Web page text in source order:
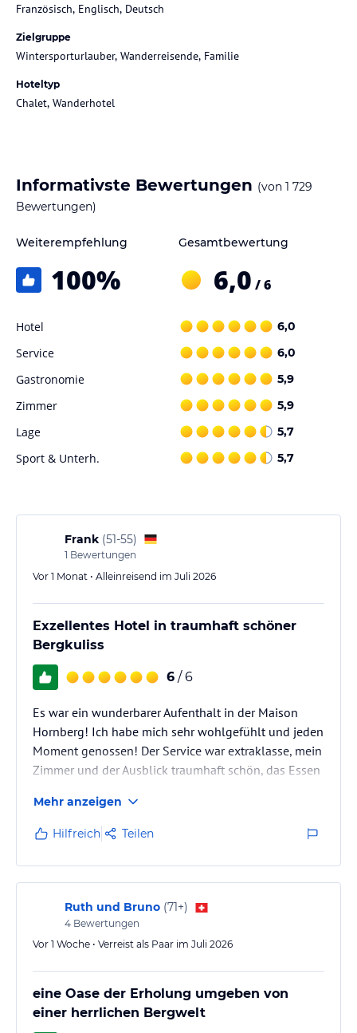
Französisch, Englisch, Deutsch
Zielgruppe
Wintersporturlauber, Wanderreisende, Familie
Hoteltyp
Chalet, Wanderhotel
Informativste Bewertungen (von 1 729
Bewertungen)
Weiterempfehlung
100%
Gesamtbewertung
6,0 / 6
Hotel 6,0
Service 6,0
Gastronomie 5,9
Zimmer 5,9
Lage 5,7
Sport & Unterh. 5,7
Frank (51-55)
1 Bewertungen
Vor 1 Monat • Alleinreisend im Juli 2026
Exzellentes Hotel in traumhaft schöner
Bergkuliss
6 / 6
Es war ein wunderbarer Aufenthalt in der Maison
Hornberg! Ich habe mich sehr wohlgefühlt und jeden
Moment genossen! Der Service war extraklasse, mein
Zimmer und der Ausblick traumhaft schön, das Essen
Einzelzimmer mit herrlichem Ausblick auf die Berge.
Ich hatte Halbpension gebucht, das Frühstücksbuffet
mit gratis Zusatzleistungen wie Rührei, Pancakes,
Omelette waren wunderbar! Das Abendmenü zur
Halbpension war ein Traum, 6 leckere Gänge, wenn
man den Salat vom Buffet und…
Mehr anzeigen
Hilfreich Teilen
Ruth und Bruno (71+)
4 Bewertungen
Vor 1 Woche • Verreist als Paar im Juli 2026
eine Oase der Erholung umgeben von
einer herrlichen Bergwelt